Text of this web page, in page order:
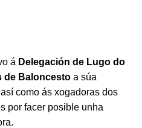
á Delegación de Lugo do
de Baloncesto a súa
como ás xogadoras dos
por facer posible unha